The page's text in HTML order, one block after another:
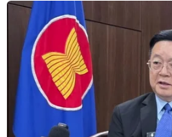
đối tượng phá hoại đoàn kết
05/08/2026 09:58
Hà Nội xét xử ổ nhóm 50 đối
chức sử dụng ma túy trong
karaoke